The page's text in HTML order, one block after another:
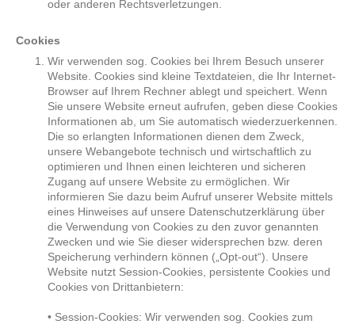
oder anderen Rechtsverletzungen.
Cookies
Wir verwenden sog. Cookies bei Ihrem Besuch unserer
Website. Cookies sind kleine Textdateien, die Ihr Internet-
Browser auf Ihrem Rechner ablegt und speichert. Wenn
Sie unsere Website erneut aufrufen, geben diese Cookies
Informationen ab, um Sie automatisch wiederzuerkennen.
Die so erlangten Informationen dienen dem Zweck,
unsere Webangebote technisch und wirtschaftlich zu
optimieren und Ihnen einen leichteren und sicheren
Zugang auf unsere Website zu ermöglichen. Wir
informieren Sie dazu beim Aufruf unserer Website mittels
eines Hinweises auf unsere Datenschutzerklärung über
die Verwendung von Cookies zu den zuvor genannten
Zwecken und wie Sie dieser widersprechen bzw. deren
Speicherung verhindern können („Opt-out“). Unsere
Website nutzt Session-Cookies, persistente Cookies und
Cookies von Drittanbietern:
• Session-Cookies: Wir verwenden sog. Cookies zum